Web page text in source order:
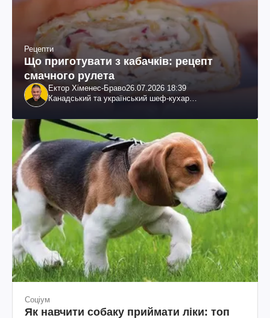
Рецепти
Що приготувати з кабачків: рецепт
смачного рулета
Ектор Хіменес-Браво26.07.2026 18:39
Канадський та український шеф-кухар
Соціум
Як навчити собаку приймати ліки: топ